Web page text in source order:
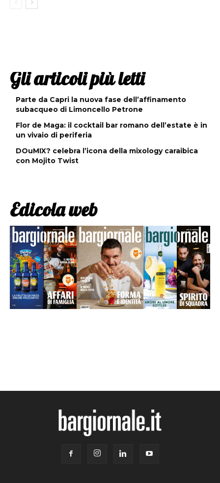
Gli articoli più letti
Parte da Capri la nuova fase dell’affinamento
subacqueo di Limoncello Petrone
Flor de Maga: il cocktail bar romano dell’estate è in
un vivaio di periferia
DOuMIX? celebra l’icona della mixology caraibica
con Mojito Twist
Edicola web